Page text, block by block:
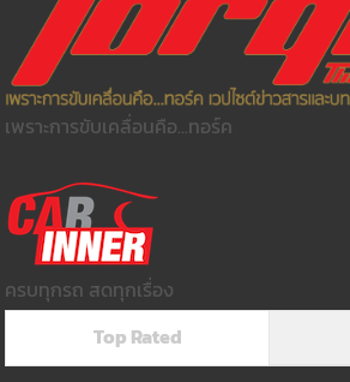
เพราะการขับเคลื่อนคือ...ทอร์ค
ครบทุกรถ สดทุกเรื่อง
Top Rated